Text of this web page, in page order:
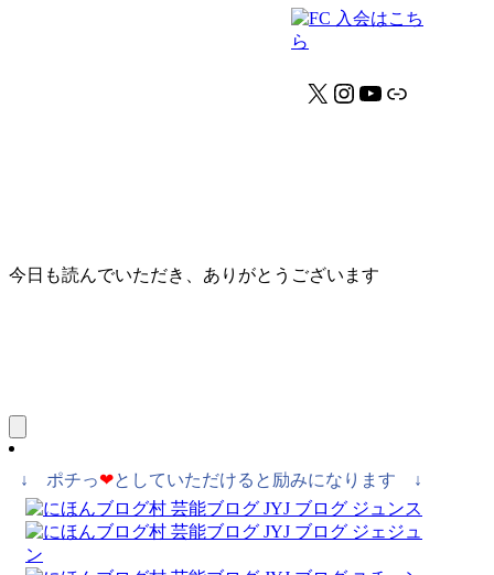
X Instagram YouTube リンク
今日も読んでいただき、ありがとうございます
↓ ポチっ❤としていただけると励みになります ↓